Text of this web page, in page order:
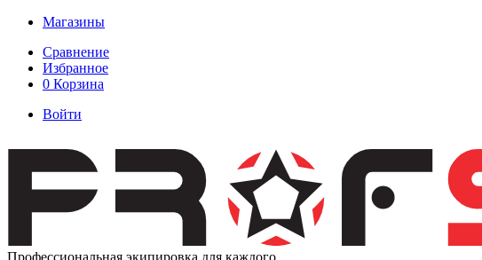
Магазины
Сравнение
Избранное
0 Корзина
Войти